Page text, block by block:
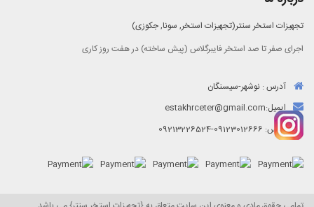
تجهیزات استخر سنتر(تجهیزات استخر, سونا, جکوزی)
اجرای صفر تا صد استخر فایبرگلاس (پیش ساخته) در هفت روز کاری
آدرس : نوشهر-سیسنگان
ایمیل:estakhrceter@gmail.com
تماس: 09123012666-09213226524